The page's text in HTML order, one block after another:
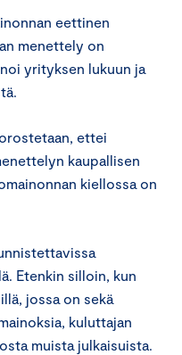
eettinen
menettely on
yrityksen lukuun ja
ettei
kaupallisen
kiellossa on
Etenkin silloin, kun
jossa on sekä
kuluttajan
muista julkaisuista.